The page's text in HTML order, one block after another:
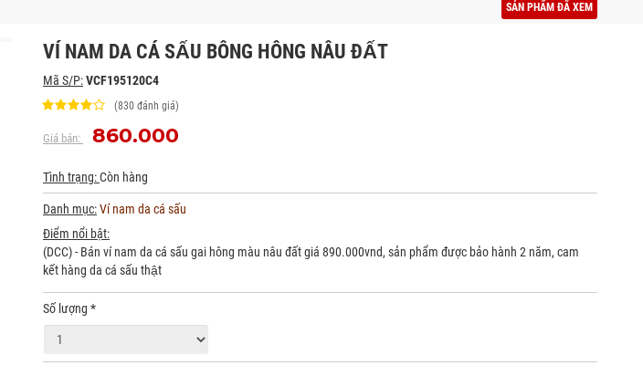
SẢN PHẨM ĐÃ XEM
VÍ NAM DA CÁ SẤU BÔNG HÔNG NÂU ĐẤT
Mã S/P:VCF195120C4
(830 đánh giá)
Giá bán: 860.000
Tình trạng:Còn hàng
Danh mục:Ví nam da cá sấu
Điểm nổi bật:
(DCC) - Bán ví nam da cá sấu gai hông màu nâu đất giá 890.000vnd, sản phẩm được bảo hành 2 năm, cam
kết hàng da cá sấu thật
Số lượng *